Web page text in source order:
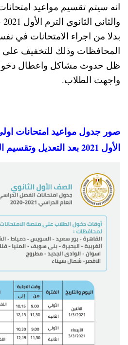
انه سيتم تقسيم مواعيد
بدلا من اجراء الامتحانات في
المحافظات وذلك للتخفيف على
ظل حدوث مشاكل واعطال دخول
واجهت الطلاب.
صور جدول مواعيد امتحانات اولى
الأول 2021 بعد التعديل وتقسيم المحافظات